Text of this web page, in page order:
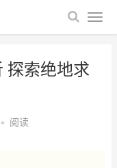
探索绝地求
• 阅读